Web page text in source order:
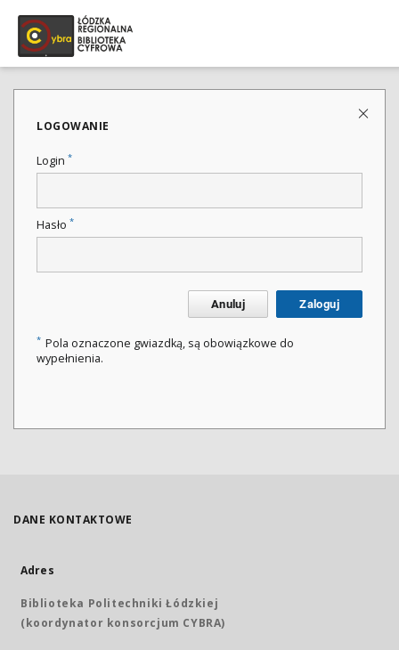
LOGOWANIE
Login *
Hasło *
Anuluj Zaloguj
* Pola oznaczone gwiazdką, są obowiązkowe do
wypełnienia.
DANE KONTAKTOWE
Adres
Biblioteka Politechniki Łódzkiej
(koordynator konsorcjum CYBRA)